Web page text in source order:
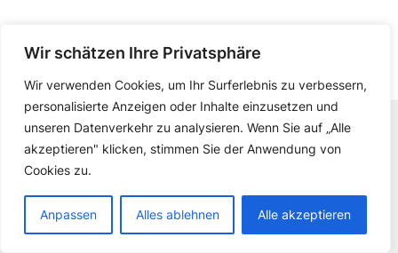
Wir schätzen Ihre Privatsphäre
Wir verwenden Cookies, um Ihr Surferlebnis zu verbessern,
personalisierte Anzeigen oder Inhalte einzusetzen und
unseren Datenverkehr zu analysieren. Wenn Sie auf „Alle
akzeptieren" klicken, stimmen Sie der Anwendung von
Cookies zu.
Anpassen Alles ablehnen Alle akzeptieren
Copyright © 2026 Atelier Max Holzapfel | Web
Development byMartin Osanger
Impressum